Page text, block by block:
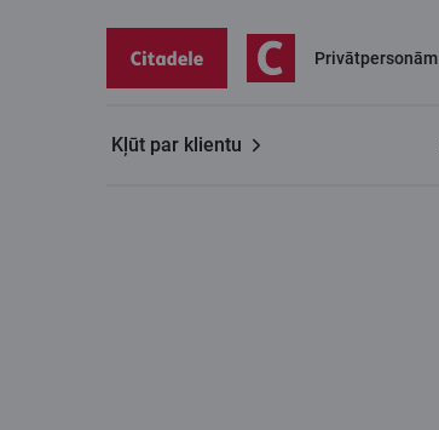
Privātpersonām
Kļūt par klientu